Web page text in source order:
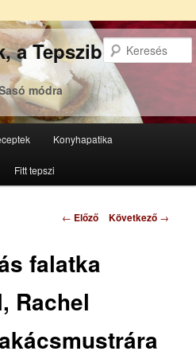
a Tepsziből
módra
Konyhapatika
Fitt tepszi
Bejegyzés
← Előző Következő →
falatka
Rachel